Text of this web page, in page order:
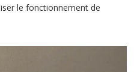
le fonctionnement de